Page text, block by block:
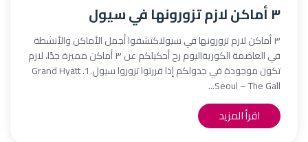
٣ أماكن لازم تزورونها في سيول
٣ أماكن لازم تزورونها في سيولاكتشفوا أجمل الأماكن والأنشطة
في العاصمة الكوريةاليوم رح أحكيلكم عن ٣ أماكن مميزة جدًا، لازم
تكون موجودة في جدولكم إذا قررتوا تزوروا سيول.1.⁠ ⁠Grand Hyatt
Seoul – The Gall...
اقرأ المزيد